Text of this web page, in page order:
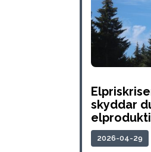
skyddar
2026-04-29